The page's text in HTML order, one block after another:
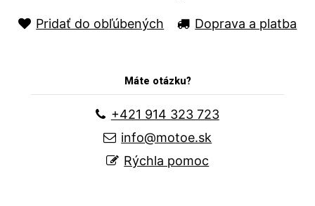
Pridať do obľúbených Doprava a platba
Máte otázku?
+421 914 323 723
info@motoe.sk
Rýchla pomoc